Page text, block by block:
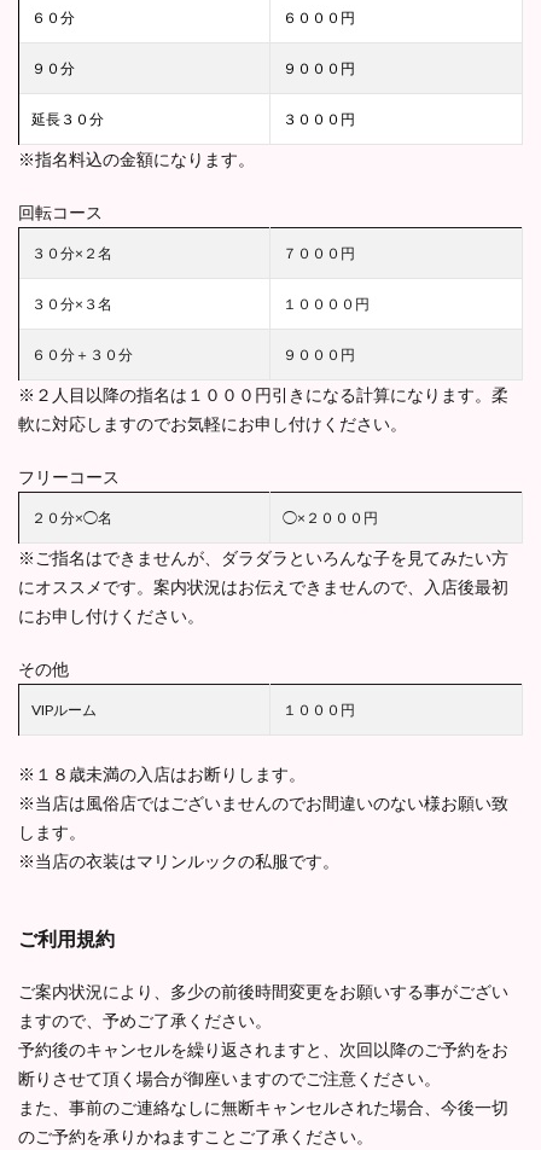
６０分 ６０００円
９０分 ９０００円
延長３０分 ３０００円
※指名料込の金額になります。
回転コース
３０分×２名 ７０００円
３０分×３名 １００００円
６０分＋３０分 ９０００円
※２人目以降の指名は１０００円引きになる計算になります。柔
軟に対応しますのでお気軽にお申し付けください。
フリーコース
２０分×◯名 ◯×２０００円
※ご指名はできませんが、ダラダラといろんな子を見てみたい方
にオススメです。案内状況はお伝えできませんので、入店後最初
にお申し付けください。
その他
VIPルーム １０００円
※１８歳未満の入店はお断りします。
※当店は風俗店ではございませんのでお間違いのない様お願い致
します。
※当店の衣装はマリンルックの私服です。
ご利用規約
ご案内状況により、多少の前後時間変更をお願いする事がござい
ますので、予めご了承ください。
予約後のキャンセルを繰り返されますと、次回以降のご予約をお
断りさせて頂く場合が御座いますのでご注意ください。
また、事前のご連絡なしに無断キャンセルされた場合、今後一切
のご予約を承りかねますことご了承ください。